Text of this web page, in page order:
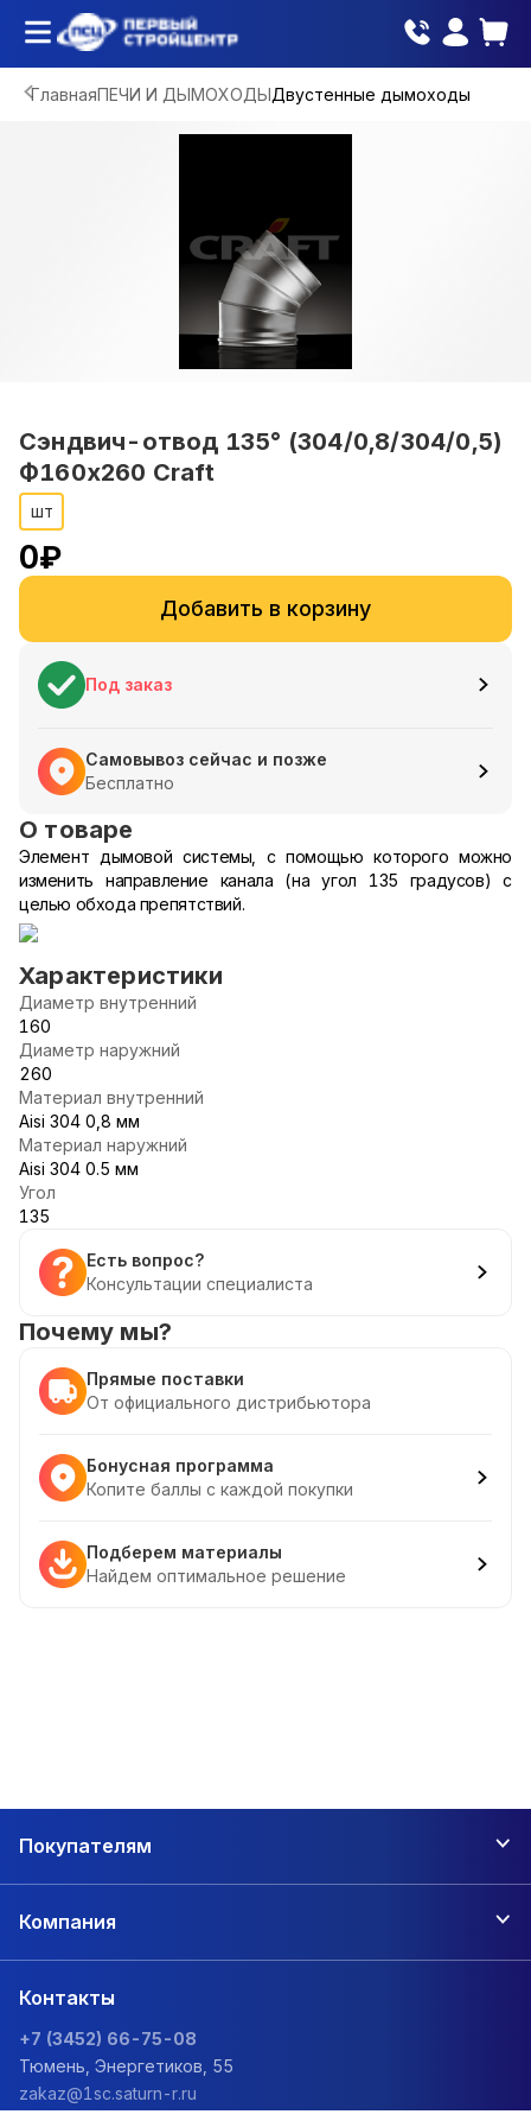
ГлавнаяПЕЧИ И ДЫМОХОДЫДвустенные дымоходы
Сэндвич-отвод 135° (304/0,8/304/0,5)
Ф160х260 Craft
шт
0₽
Добавить в корзину
Под заказ
Самовывоз сейчас и позже
Бесплатно
О товаре
Элемент дымовой системы, с помощью которого можно
изменить направление канала (на угол 135 градусов) с
целью обхода препятствий.
Характеристики
Диаметр внутренний
160
Диаметр наружний
260
Материал внутренний
Aisi 304 0,8 мм
Материал наружний
Aisi 304 0.5 мм
Угол
135
Есть вопрос?
Консультации специалиста
Почему мы?
Прямые поставки
От официального дистрибьютора
Бонусная программа
Копите баллы с каждой покупки
Подберем материалы
Найдем оптимальное решение
Покупателям
Компания
Контакты
+7 (3452) 66-75-08
Тюмень, Энергетиков, 55
zakaz@1sc.saturn-r.ru